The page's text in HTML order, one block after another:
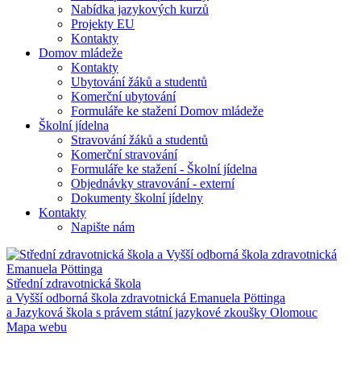
Nabídka jazykových kurzů
Projekty EU
Kontakty
Domov mládeže
Kontakty
Ubytování žáků a studentů
Komerční ubytování
Formuláře ke stažení Domov mládeže
Školní jídelna
Stravování žáků a studentů
Komerční stravování
Formuláře ke stažení - Školní jídelna
Objednávky stravování - externí
Dokumenty školní jídelny
Kontakty
Napište nám
Střední zdravotnická škola
a Vyšší odborná škola zdravotnická Emanuela Pöttinga
a Jazyková škola s právem státní jazykové zkoušky Olomouc
Mapa webu